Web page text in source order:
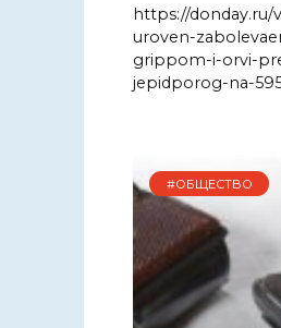
https://donday.ru/
uroven-
grippom-i-orvi-
jepidporog-na-
#ОБЩЕСТВО